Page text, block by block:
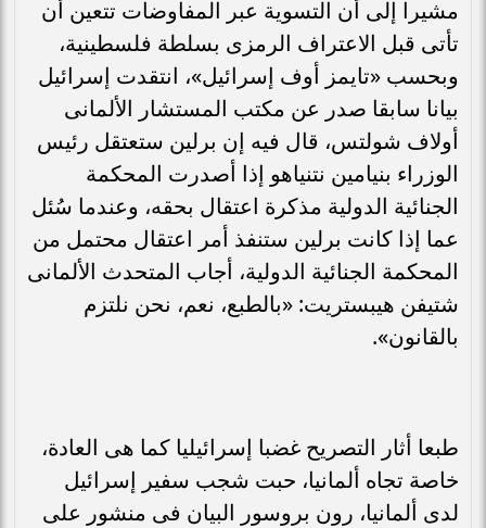
مشيرا إلى أن التسوية عبر المفاوضات تتعين أن
تأتى قبل الاعتراف الرمزى بسلطة فلسطينية،
وبحسب «تايمز أوف إسرائيل»، انتقدت إسرائيل
بيانا سابقا صدر عن مكتب المستشار الألمانى
أولاف شولتس، قال فيه إن برلين ستعتقل رئيس
الوزراء بنيامين نتنياهو إذا أصدرت المحكمة
الجنائية الدولية مذكرة اعتقال بحقه، وعندما سُئل
عما إذا كانت برلين ستنفذ أمر اعتقال محتمل من
المحكمة الجنائية الدولية، أجاب المتحدث الألمانى
شتيفن هيبستريت: «بالطبع، نعم، نحن نلتزم
بالقانون».
طبعا أثار التصريح غضبا إسرائيليا كما هى العادة،
خاصة تجاه ألمانيا، حبت شجب سفير إسرائيل
لدى ألمانيا، رون بروسور البيان فى منشور على